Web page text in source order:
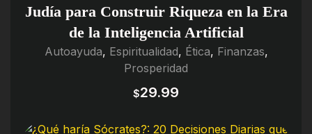
Judía para Construir Riqueza en la Era
de la Inteligencia Artificial
Autoayuda, Espiritualidad, Ética, Finanzas,
Prosperidad
$29.99